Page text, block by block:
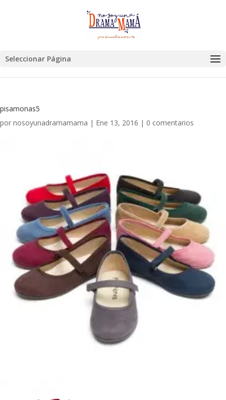
Seleccionar Página
pisamonas5
por nosoyunadramamama | Ene 13, 2016 | 0 comentarios